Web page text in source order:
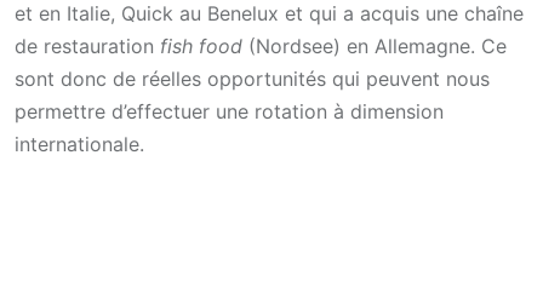
et en Italie, Quick au Benelux et qui a acquis une chaîne
de restauration fish food (Nordsee) en Allemagne. Ce
sont donc de réelles opportunités qui peuvent nous
permettre d’effectuer une rotation à dimension
internationale.